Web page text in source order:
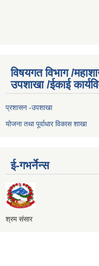
विषयगत विभाग /
उपशाखा /ईकाई
प्रशासन -उपशाखा
योजना तथा पूर्वाधार विकास शाखा
ई-गभर्नेन्स
श्रम संसार